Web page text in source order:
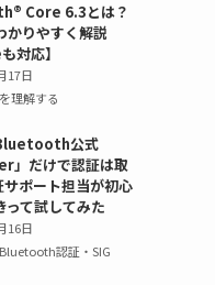
Core 6.3とは？
かりやすく解説
対応】
17日
理解する
Bluetooth公式
」だけで認証は取
サポート担当が初心
って試してみた
16日
認証・SIG